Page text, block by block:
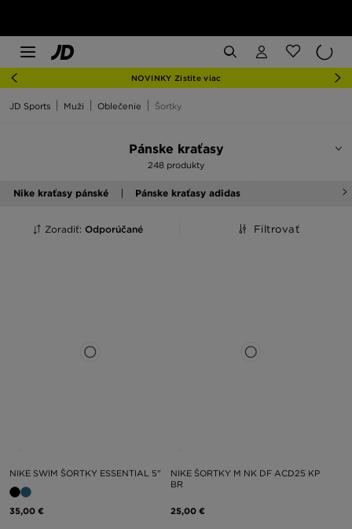
NOVINKY Zistite viac
JD Sports Muži Oblečenie Šortky
Pánske kraťasy
248 produkty
Nike kraťasy pánské Pánske kraťasy adidas
Zoradiť: Odporúčané Filtrovať
NIKE SWIM ŠORTKY ESSENTIAL 5"
35,00 €
NIKE ŠORTKY M NK DF ACD25 KP
BR
25,00 €